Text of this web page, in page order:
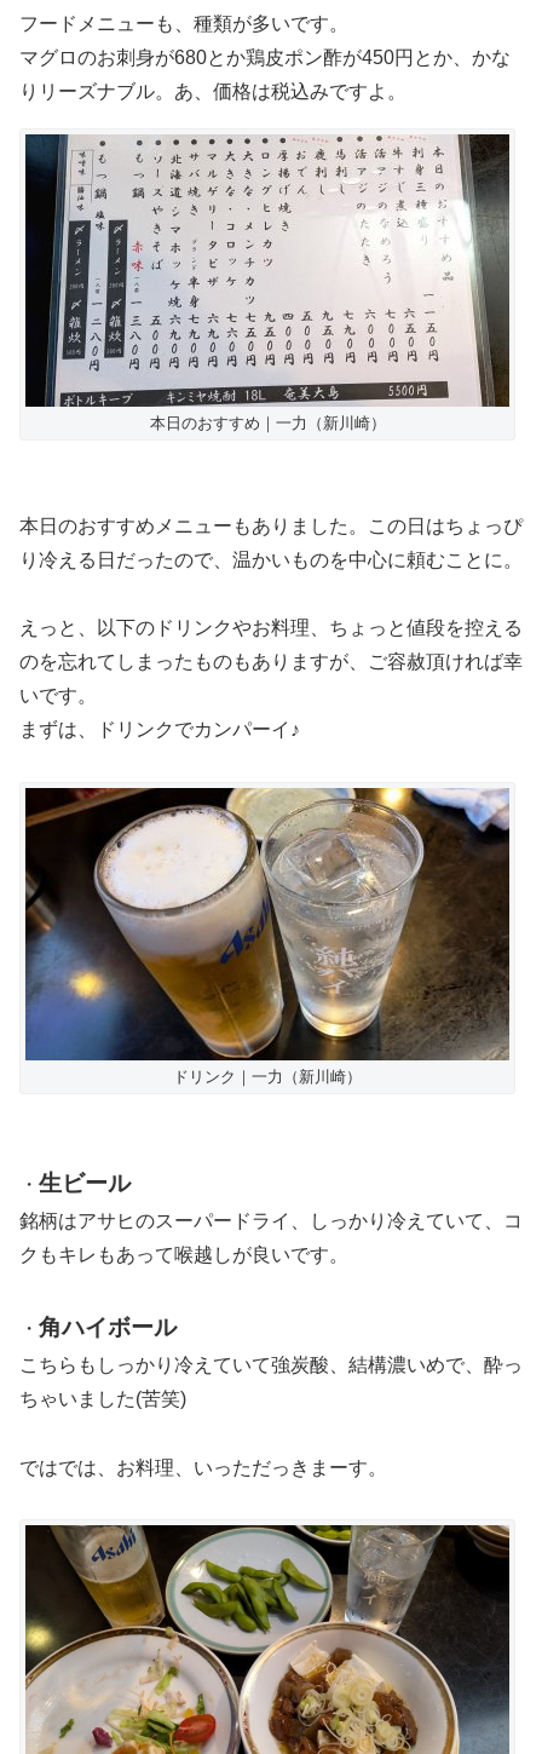
フードメニューも、種類が多いです。
マグロのお刺身が680とか鶏皮ポン酢が450円とか、かな
りリーズナブル。あ、価格は税込みですよ。
本日のおすすめ｜一力（新川崎）
本日のおすすめメニューもありました。この日はちょっぴ
り冷える日だったので、温かいものを中心に頼むことに。
えっと、以下のドリンクやお料理、ちょっと値段を控える
のを忘れてしまったものもありますが、ご容赦頂ければ幸
いです。
まずは、ドリンクでカンパーイ♪
ドリンク｜一力（新川崎）
・ 生ビール
銘柄はアサヒのスーパードライ、しっかり冷えていて、コ
クもキレもあって喉越しが良いです。
・ 角ハイボール
こちらもしっかり冷えていて強炭酸、結構濃いめで、酔っ
ちゃいました(苦笑)
ではでは、お料理、いっただっきまーす。